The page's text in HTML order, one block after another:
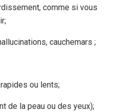
comme si vous
cauchemars ;
ou lents;
de la peau ou des yeux);